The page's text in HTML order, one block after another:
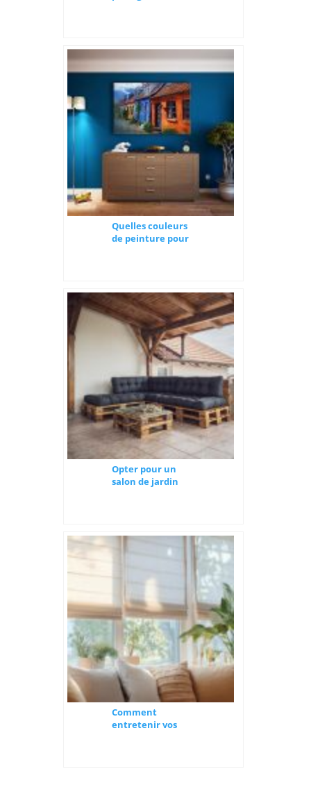
Quelles couleurs
de peinture pour
Opter pour un
salon de jardin
Comment
entretenir vos